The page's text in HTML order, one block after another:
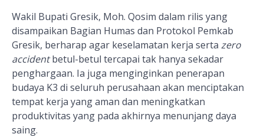
Wakil Bupati Gresik, Moh. Qosim dalam rilis yang
disampaikan Bagian Humas dan Protokol Pemkab
Gresik, berharap agar keselamatan kerja serta zero
accidentbetul-betul tercapai tak hanya sekadar
penghargaan. Ia juga menginginkan penerapan
budaya K3 di seluruh perusahaan akan menciptakan
tempat kerja yang aman dan meningkatkan
produktivitas yang pada akhirnya menunjang daya
saing.